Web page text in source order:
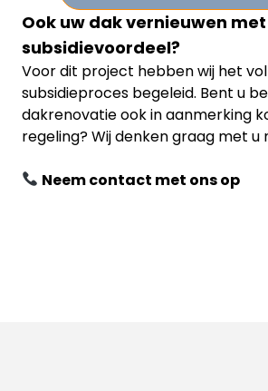
Ook uw dak vernieuwen met
subsidievoordeel?
Voor dit project hebben wij het
subsidieproces begeleid. Bent u
dakrenovatie ook in aanmerking
regeling? Wij denken graag met u
Neem contact met ons op